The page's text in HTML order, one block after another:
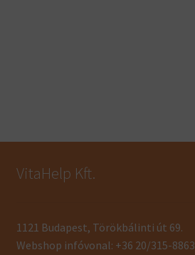
VitaHelp Kft.
1121 Budapest, Törökbálinti út 69.
Webshop infóvonal: +36 20/315-8863